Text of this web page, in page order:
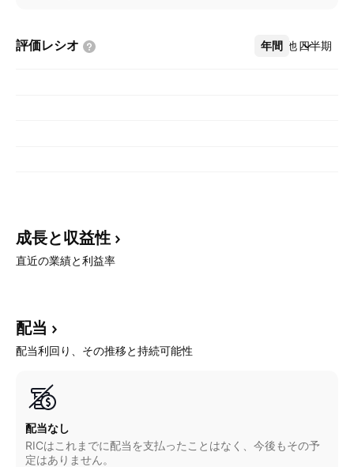
評価レシオ 年間 四半期
その他
成長と収益性
直近の業績と利益率
配当
配当利回り、その推移と持続可能性
配当なし
RICはこれまでに配当を支払ったことはなく、今後もその予
定はありません。